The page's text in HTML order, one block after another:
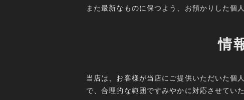
また最新なものに保つよう、お預かりした個
情
当店は、お客様が当店にご提供いただいた個
で、合理的な範囲ですみやかに対応させてい